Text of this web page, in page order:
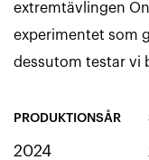
extremtävlingen
experimentet som
dessutom testar vi
PRODUKTIONSÅR
2024